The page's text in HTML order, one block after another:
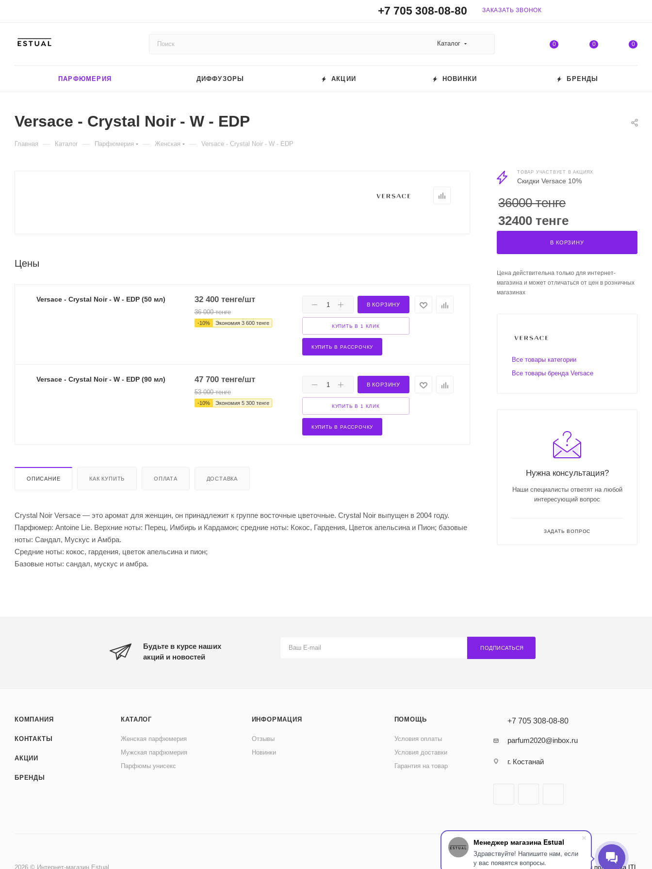
Менеджер магазина Estual
Здравствуйте! Напишите нам, если
у вас появятся вопросы.
+7 705 308-08-80 ЗАКАЗАТЬ ЗВОНОК
Каталог 0 0 0
ПАРФЮМЕРИЯ ДИФФУЗОРЫ АКЦИИ НОВИНКИ БРЕНДЫ
Versace - Crystal Noir - W - EDP
Главная — Каталог — Парфюмерия — Женская — Versace - Crystal Noir - W - EDP
Цены
Versace - Crystal Noir - W - EDP (50 мл) 32 400тенге/шт
36 000тенге
-10% Экономия 3 600тенге
В КОРЗИНУ
КУПИТЬ В 1 КЛИК
КУПИТЬ В РАССРОЧКУ
Versace - Crystal Noir - W - EDP (90 мл) 47 700тенге/шт
53 000тенге
-10% Экономия 5 300тенге
В КОРЗИНУ
КУПИТЬ В 1 КЛИК
КУПИТЬ В РАССРОЧКУ
ОПИСАНИЕ КАК КУПИТЬ ОПЛАТА ДОСТАВКА
Crystal Noir Versace — это аромат для женщин, он принадлежит к группе восточные цветочные. Crystal Noir выпущен в 2004 году.
Парфюмер: Antoine Lie. Верхние ноты: Перец, Имбирь и Кардамон; средние ноты: Кокос, Гардения, Цветок апельсина и Пион; базовые
ноты: Сандал, Мускус и Амбра.
Средние ноты: кокос, гардения, цветок апельсина и пион;
Базовые ноты: сандал, мускус и амбра.
ТОВАР УЧАСТВУЕТ В АКЦИЯХ
Скидки Versace 10%
36000 тенге
32400 тенге
В КОРЗИНУ
Цена действительна только для интернет-
магазина и может отличаться от цен в розничных
магазинах
Все товары категории
Все товары бренда Versace
Нужна консультация?
Наши специалисты ответят на любой
интересующий вопрос
ЗАДАТЬ ВОПРОС
Будьте в курсе наших
акций и новостей
ПОДПИСАТЬСЯ
КОМПАНИЯ
КОНТАКТЫ
АКЦИИ
БРЕНДЫ
КАТАЛОГ
Женская парфюмерия
Мужская парфюмерия
Парфюмы унисекс
ИНФОРМАЦИЯ
Отзывы
Новинки
ПОМОЩЬ
Условия оплаты
Условия доставки
Гарантия на товар
+7 705 308-08-80
parfum2020@inbox.ru
г. Костанай
2026 © Интернет-магазин Estual Внедрение и поддержка ITL